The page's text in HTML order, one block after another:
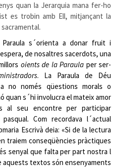
quan la Jerarquia mana fer-ho
es trobin amb Ell, mitjançant la
s´orienta a donar fruit i
de nosaltres sacerdots, una
oients de la Paraula per ser-
. La Paraula de Déu
no només qüestions morals o
quan s´hi involucra el mateix amor
al seu encontre per participar
Com recordava l´actual
Escrivà deia: «Si de la lectura
traiem conseqüències pràctiques
senyal que falta per part nostra l
aquests textos són ensenyaments